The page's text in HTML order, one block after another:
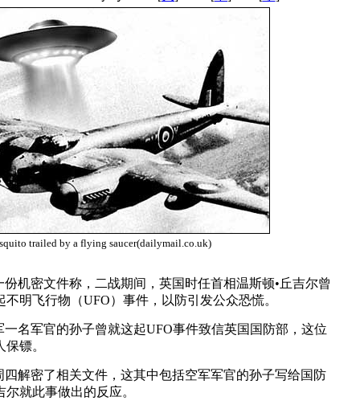
trailed by a flying saucer(dailymail.co.uk)
机密文件称，二战期间，英国时任首相温斯顿•丘吉尔曾
明飞行物（UFO）事件，以防引发公众恐慌。
一名军官的孙子曾就这起UFO事件致信英国国防部，这位
镖。
解密了相关文件，这其中包括空军军官的孙子写给国防
就此事做出的反应。